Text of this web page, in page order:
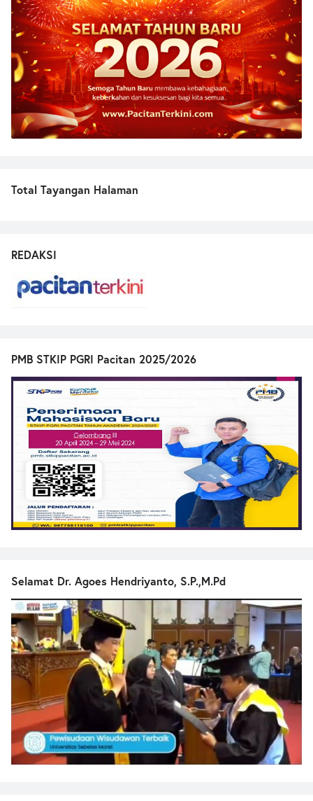
Total Tayangan Halaman
REDAKSI
PMB STKIP PGRI Pacitan 2025/2026
Selamat Dr. Agoes Hendriyanto, S.P.,M.Pd